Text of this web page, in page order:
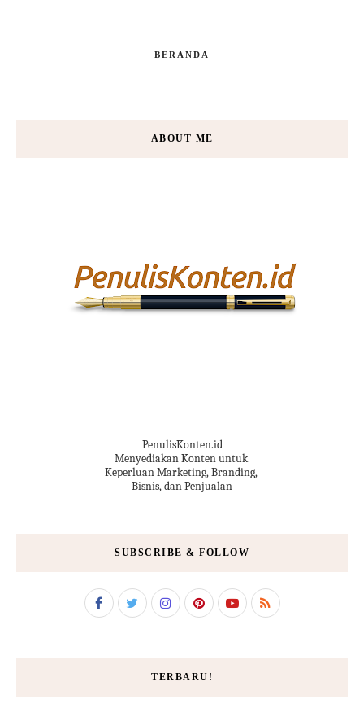
BERANDA
ABOUT ME
PenulisKonten.id
Menyediakan Konten untuk
Keperluan Marketing, Branding,
Bisnis, dan Penjualan
SUBSCRIBE & FOLLOW
TERBARU!